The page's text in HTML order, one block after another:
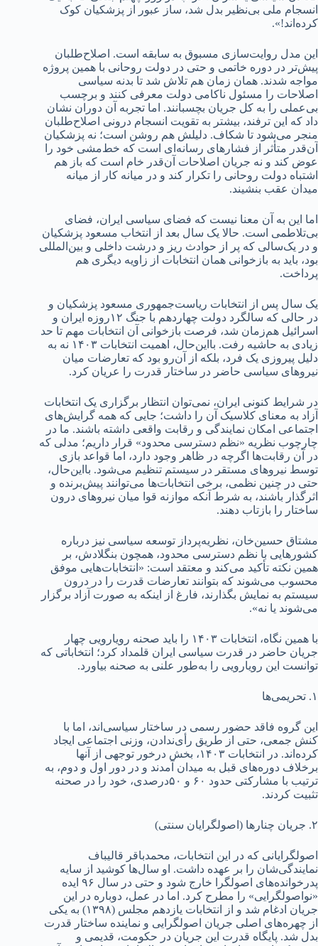
انسجام ملی بی‌نظیر بدل شد، ساز عبور از پزشکیان کوک
کرده‌اند!».
این‌ مدل روایت‌سازی مسبوق به سابقه است. اصلاح‌طلبان
پیش‌تر در دوره خاتمی و حتی در دولت روحانی با همین پروژه
مواجه شدند. همان زمان هم تلاش شد تا بدنه سیاسی
اصلاحات را مسئول ناکامی دولت معرفی کنند و برچسب
بی‌عملی را به کل جریان بچسبانند. اما تجربه آن دوران نشان
داد که این ترفند، بیشتر به تقویت انسجام درونی اصلاح‌طلبان
منجر می‌شود تا شکاف. دلیلش هم روشن است؛ نه پزشکیان
آن‌قدر متأثر از فشارهای رسانه‌ای است که خط‌‌مشی خود را
عوض کند و نه جریان اصلاحات آن‌قدر خام است که باز هم
اشتباه دولت روحانی را تکرار کند و در میانه کار‌ از میانه
میدان عقب بنشیند.
اما این به آن معنا نیست که فضای سیاسی ایران، فضای
بی‌تلاطمی است. حالا یک سال بعد از انتخاب مسعود پزشکیان
و در یک‌سالی که پر از حوادث ریز و درشت داخلی و بین‌المللی
بود، باید به بازخوانی همان انتخابات از زاویه دیگری هم
پرداخت.
یک سال پس از انتخابات ریاست‌جمهوری مسعود پزشکیان و
در حالی که سالگرد دولت چهاردهم با جنگ ۱۲‌روزه ایران و
اسرائیل هم‌زمان شد، فرصت بازخوانی آن انتخابات مهم تا حد
زیادی به حاشیه رفت. با‌این‌حال، اهمیت انتخابات ۱۴۰۳ نه به
دلیل پیروزی یک فرد، بلکه از آن‌رو بود که تعارضات میان
نیروهای سیاسی حاضر در ساختار قدرت را عریان کرد.
در شرایط کنونی ایران، نمی‌توان انتظار برگزاری یک انتخابات
آزاد به معنای کلاسیک آن را داشت؛ جایی که همه گرایش‌های
اجتماعی امکان نمایندگی و رقابت واقعی داشته باشند. ما در
چارچوب نظریه «نظم دسترسی محدود» قرار داریم؛ مدلی که
در آن رقابت‌ها اگرچه در ظاهر وجود دارد، اما قواعد بازی
توسط نیروهای مستقر در سیستم تنظیم می‌شود. با‌این‌حال،
حتی در چنین نظمی، برخی انتخابات‌ها می‌توانند پیش‌برنده و
اثرگذار باشند، به‌ شرط آنکه موازنه قوا میان نیروهای درون
ساختار را بازتاب دهند.
مشتاق حسین‌خان، نظریه‌پرداز توسعه سیاسی‌ نیز درباره
کشورهایی با نظم دسترسی محدود، همچون بنگلادش، بر
همین نکته تأکید می‌کند و معتقد است: «انتخابات‌هایی موفق
محسوب می‌شوند که بتوانند تعارضات قدرت را در درون
سیستم به نمایش بگذارند، فارغ از اینکه به صورت آزاد برگزار
می‌شوند یا نه».
با همین نگاه، انتخابات ۱۴۰۳ را باید صحنه رویارویی چهار
جریان حاضر در قدرت سیاسی ایران قلمداد کرد؛ انتخاباتی که
توانست این رویارویی را به‌طور علنی به صحنه بیاورد.
۱. تحریمی‌ها
این گروه فاقد حضور رسمی در ساختار سیاسی‌اند، اما با
کنش جمعی، حتی از طریق رأی‌ندادن، وزنی اجتماعی ایجاد
کرده‌اند. در انتخابات ۱۴۰۳، بخش درخور توجهی از آنها
برخلاف دوره‌های قبل به میدان آمدند و در دور اول و دوم، به
ترتیب با مشارکتی حدود ۶۰ و ۵۰‌درصدی، خود را در صحنه
تثبیت کردند.
۲. جریان چنارها (اصولگرایان سنتی)
اصولگرایانی که در این انتخابات، محمدباقر قالیباف
نمایندگی‌شان را بر عهده داشت. او سال‌ها کوشید از سایه
پدرخوانده‌های اصولگرا خارج شود و حتی در سال ۹۶ ایده
«نواصولگرایی» را مطرح کرد. اما در عمل، دوباره در این
جریان ادغام شد و از انتخابات یازدهم مجلس (۱۳۹۸) به یکی
از چهره‌های اصلی جریان اصولگرایی و نماینده ساختار قدرت
بدل شد. پایگاه قدرت این جریان در حکومت، قدیمی و